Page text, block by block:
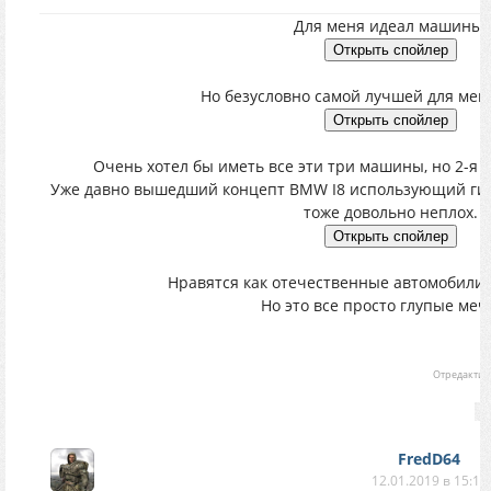
Для меня идеал машины:
Но безусловно самой лучшей для
Очень хотел бы иметь все эти три машины, но 2-я
Уже давно вышедший концепт BMW I8 использующий
тоже довольно неплох.
Нравятся как отечественные
Но это все просто глупые
FredD64
12.01.2019 в 15:10